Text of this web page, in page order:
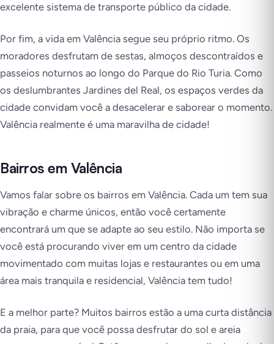
excelente sistema de transporte público da cidade.
Por fim, a vida em Valência segue seu próprio ritmo. Os
moradores desfrutam de sestas, almoços descontraídos e
passeios noturnos ao longo do Parque do Rio Turia. Como
os deslumbrantes Jardines del Real, os espaços verdes da
cidade convidam você a desacelerar e saborear o momento.
Valência realmente é uma maravilha de cidade!
Bairros em Valência
Vamos falar sobre os bairros em Valência. Cada um tem sua
vibração e charme únicos, então você certamente
encontrará um que se adapte ao seu estilo. Não importa se
você está procurando viver em um centro da cidade
movimentado com muitas lojas e restaurantes ou em uma
área mais tranquila e residencial, Valência tem tudo!
E a melhor parte? Muitos bairros estão a uma curta distância
da praia, para que você possa desfrutar do sol e areia